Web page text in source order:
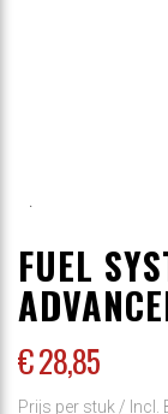
FUEL
€ 28,85
Prijs per stuk / Incl.